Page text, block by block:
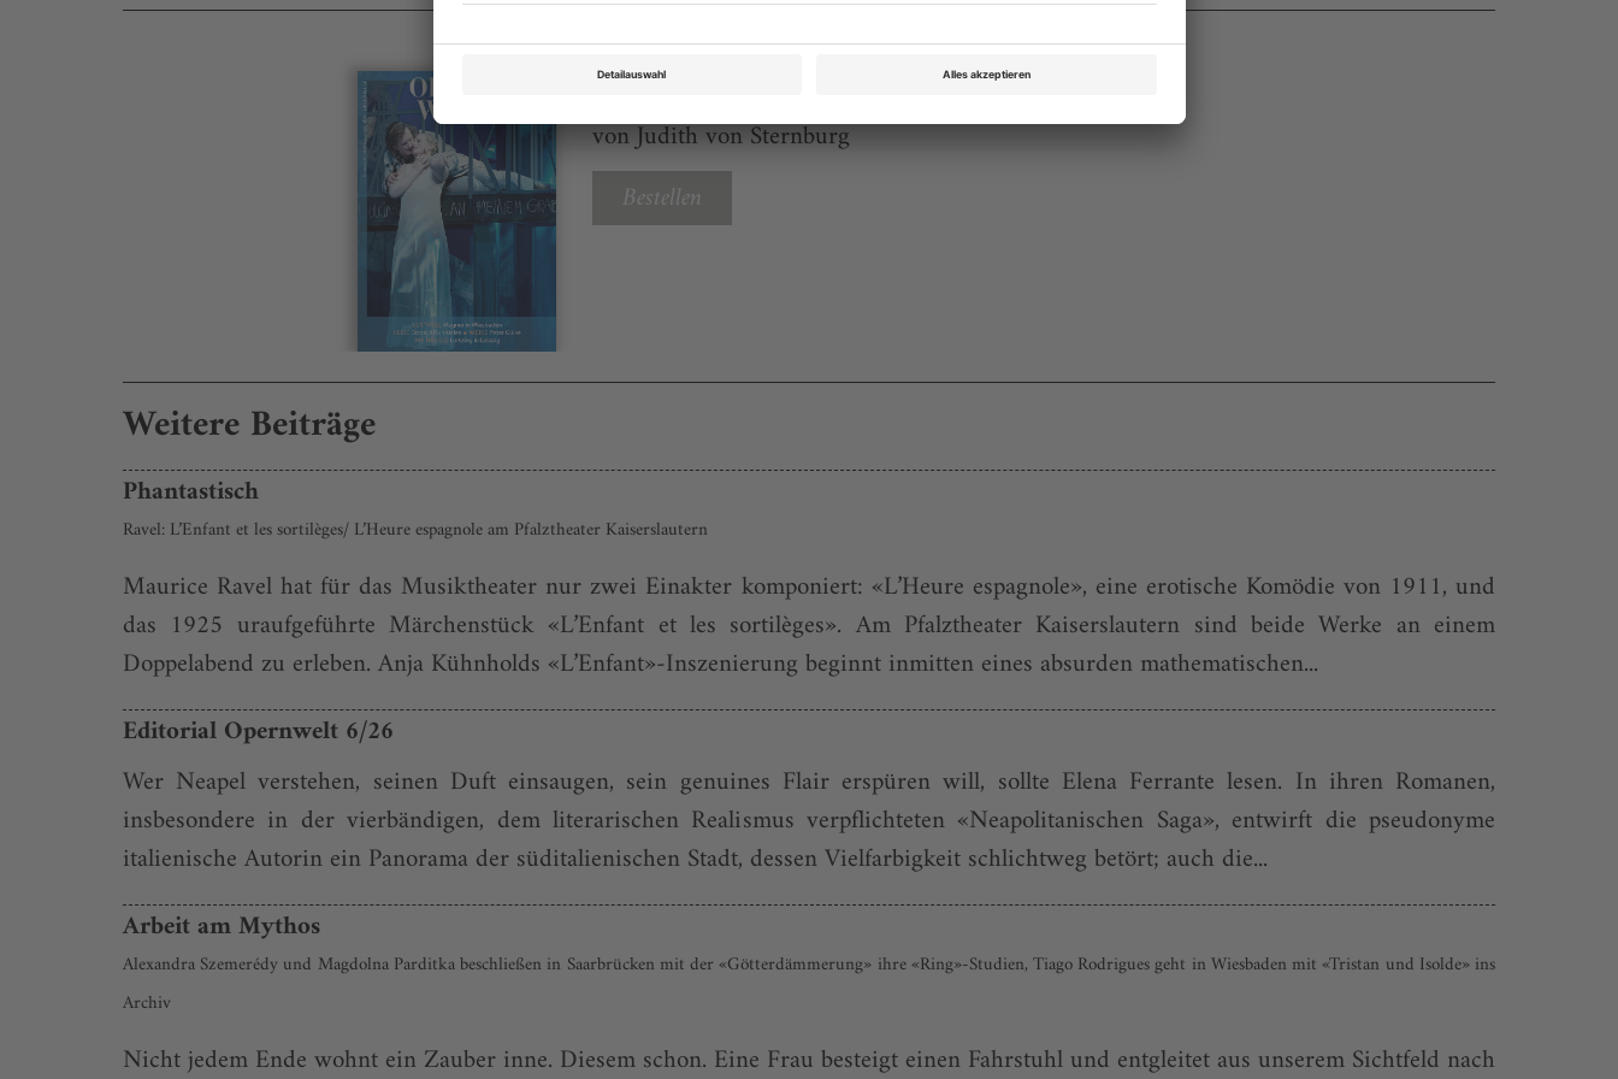
Opernwelt Juni 2026
von Judith von Sternburg
Bestellen
Weitere Beiträge
Phantastisch
Ravel: L’Enfant et les sortilèges/ L’Heure espagnole am Pfalztheater Kaiserslautern
Maurice Ravel hat für das Musiktheater nur zwei Einakter komponiert: «L’Heure espagnole», eine erotische Komödie von 1911, und
das 1925 uraufgeführte Märchenstück «L’Enfant et les sortilèges». Am Pfalztheater Kaiserslautern sind beide Werke an einem
Doppelabend zu erleben. Anja Kühnholds «L’Enfant»-Inszenierung beginnt inmitten eines absurden mathematischen...
Editorial Opernwelt 6/26
Wer Neapel verstehen, seinen Duft einsaugen, sein genuines Flair erspüren will, sollte Elena Ferrante lesen. In ihren Romanen,
insbesondere in der vierbändigen, dem literarischen Realismus verpflichteten «Neapolitanischen Saga», entwirft die pseudonyme
italienische Autorin ein Panorama der süditalienischen Stadt, dessen Vielfarbigkeit schlichtweg betört; auch die...
Arbeit am Mythos
Alexandra Szemerédy und Magdolna Parditka beschließen in Saarbrücken mit der «Götterdämmerung» ihre «Ring»-Studien, Tiago Rodrigues geht in Wiesbaden mit «Tristan und Isolde» ins
Archiv
Nicht jedem Ende wohnt ein Zauber inne. Diesem schon. Eine Frau besteigt einen Fahrstuhl und entgleitet aus unserem Sichtfeld nach